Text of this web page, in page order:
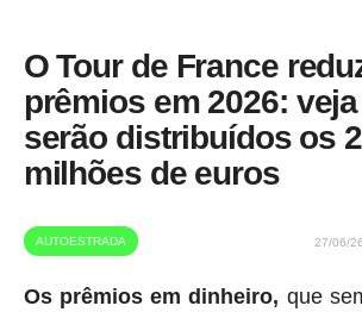
O Tour de France
prêmios em 2026:
serão distribuídos os
milhões de euros
AUTOESTRADA 27/06/
Os prêmios em dinheiro, que